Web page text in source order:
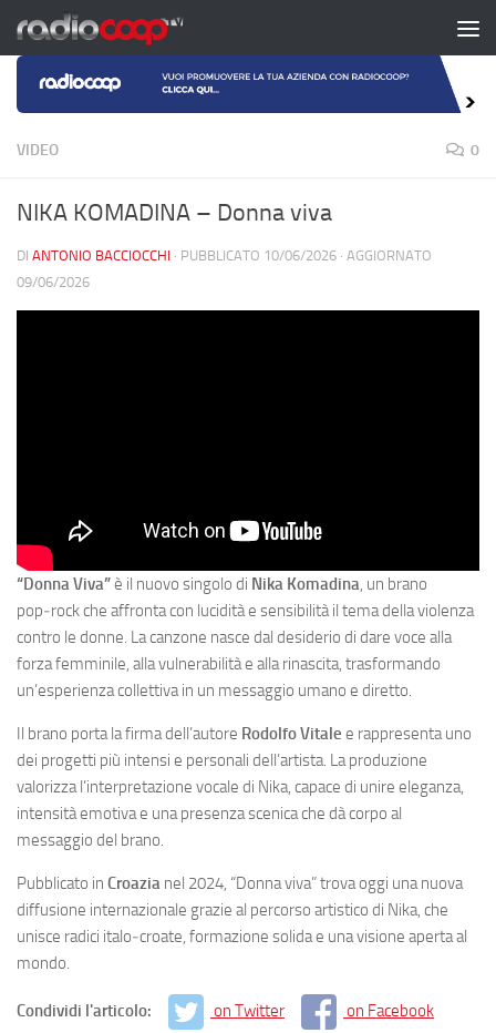
Salta al contenuto
VIDEO 0
NIKA KOMADINA – Donna viva
DI ANTONIO BACCIOCCHI · PUBBLICATO 10/06/2026 · AGGIORNATO
09/06/2026
“Donna Viva”è il nuovo singolo di Nika Komadina, un brano
pop‑rock che affronta con lucidità e sensibilità il tema della violenza
contro le donne. La canzone nasce dal desiderio di dare voce alla
forza femminile, alla vulnerabilità e alla rinascita, trasformando
un’esperienza collettiva in un messaggio umano e diretto.
Il brano porta la firma dell’autore Rodolfo Vitale e rappresenta uno
dei progetti più intensi e personali dell’artista. La produzione
valorizza l’interpretazione vocale di Nika, capace di unire eleganza,
intensità emotiva e una presenza scenica che dà corpo al
messaggio del brano.
Pubblicato in Croazia nel 2024, “Donna viva” trova oggi una nuova
diffusione internazionale grazie al percorso artistico di Nika, che
unisce radici italo‑croate, formazione solida e una visione aperta al
mondo.
Condividi l'articolo: on Twitter on Facebook